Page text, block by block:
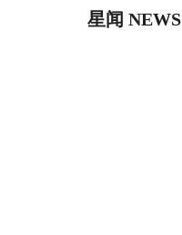
星闻 NEWS